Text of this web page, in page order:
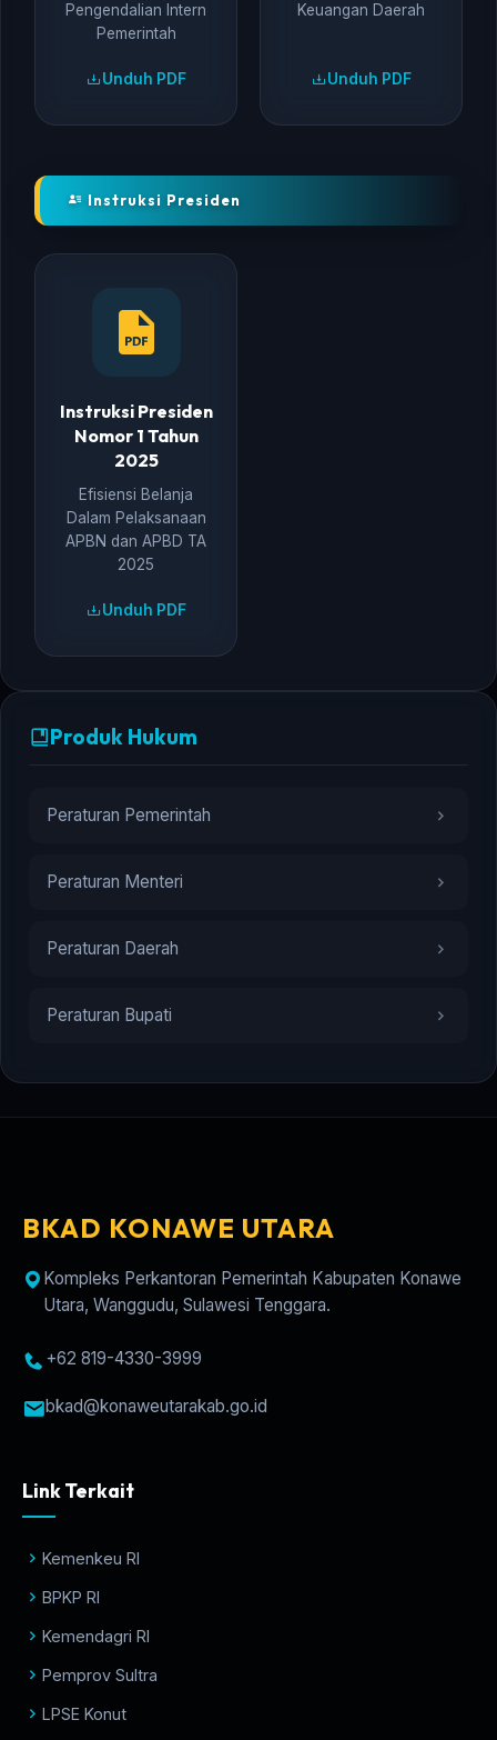
Produk Hukum
Peraturan Pemerintah
Peraturan Menteri
Peraturan Daerah
Peraturan Bupati
Pengendalian Intern
Pemerintah
Unduh PDF
Keuangan Daerah
Unduh PDF
Instruksi Presiden
Instruksi Presiden
Nomor 1 Tahun
2025
Efisiensi Belanja
Dalam Pelaksanaan
APBN dan APBD TA
2025
Unduh PDF
BKAD KONAWE UTARA
Kompleks Perkantoran Pemerintah Kabupaten Konawe
Utara, Wanggudu, Sulawesi Tenggara.
+62 819-4330-3999
bkad@konaweutarakab.go.id
Link Terkait
Kemenkeu RI
BPKP RI
Kemendagri RI
Pemprov Sultra
LPSE Konut